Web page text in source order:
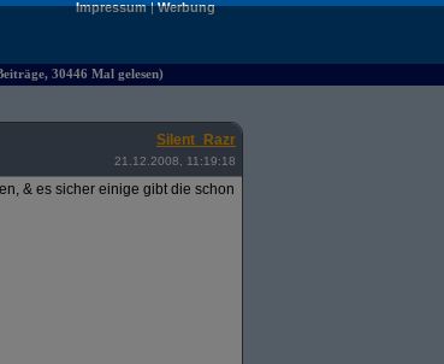
Impressum|Werbung
30446 Mal gelesen)
Silent_Razr
21.12.2008, 11:19:18
& es sicher einige gibt die schon